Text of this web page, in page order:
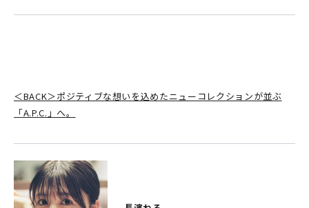
＜BACK＞ポジティブな想いを込めたニューコレクションが並ぶ
「A.P.C.」へ。